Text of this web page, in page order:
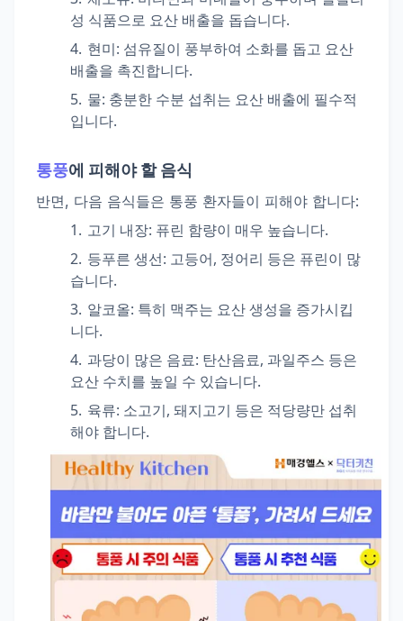
성 식품으로 요산 배출을 돕습니다.
현미: 섬유질이 풍부하여 소화를 돕고 요산
배출을 촉진합니다.
물: 충분한 수분 섭취는 요산 배출에 필수적
입니다.
통풍에 피해야 할 음식
반면, 다음 음식들은 통풍 환자들이 피해야 합니다:
고기 내장: 퓨린 함량이 매우 높습니다.
등푸른 생선: 고등어, 정어리 등은 퓨린이 많
습니다.
알코올: 특히 맥주는 요산 생성을 증가시킵
니다.
과당이 많은 음료: 탄산음료, 과일주스 등은
요산 수치를 높일 수 있습니다.
육류: 소고기, 돼지고기 등은 적당량만 섭취
해야 합니다.